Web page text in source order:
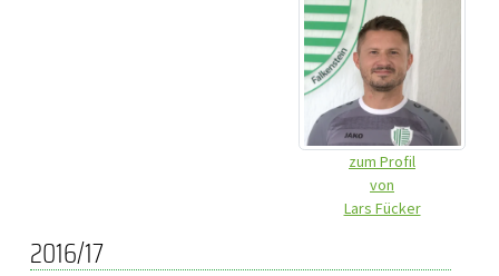
zum Profil
von
Lars Fücker
2016/17